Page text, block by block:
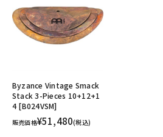
Byzance Vintage Smack
Stack 3-Pieces 10+12+1
4 [B024VSM]
販売価格¥51,480(税込)